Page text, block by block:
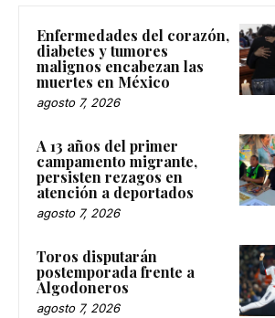
Enfermedades del corazón,
diabetes y tumores
malignos encabezan las
muertes en México
agosto 7, 2026
A 13 años del primer
campamento migrante,
persisten rezagos en
atención a deportados
agosto 7, 2026
Toros disputarán
postemporada frente a
Algodoneros
agosto 7, 2026